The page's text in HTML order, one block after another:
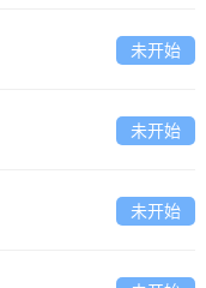
未开始
未开始
未开始